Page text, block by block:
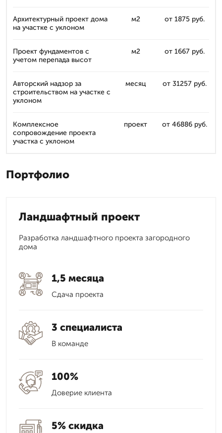
Архитектурный проект дома
на участке с уклоном
м2 от 1875 руб.
Проект фундаментов с
учетом перепада высот
м2 от 1667 руб.
Авторский надзор за
строительством на участке с
уклоном
месяц от 31257 руб.
Комплексное
сопровождение проекта
участка с уклоном
проект от 46886 руб.
Портфолио
Ландшафтный проект
Разработка ландшафтного проекта загородного
дома
1,5 месяца
Сдача проекта
3 специалиста
В команде
100%
Доверие клиента
5% скидка